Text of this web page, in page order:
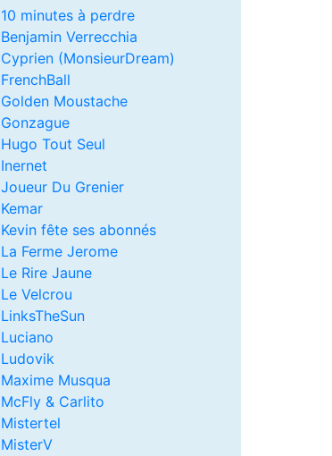
10 minutes à perdre
Benjamin Verrecchia
Cyprien (MonsieurDream)
FrenchBall
Golden Moustache
Gonzague
Hugo Tout Seul
Inernet
Joueur Du Grenier
Kemar
Kevin fête ses abonnés
La Ferme Jerome
Le Rire Jaune
Le Velcrou
LinksTheSun
Luciano
Ludovik
Maxime Musqua
McFly & Carlito
Mistertel
MisterV